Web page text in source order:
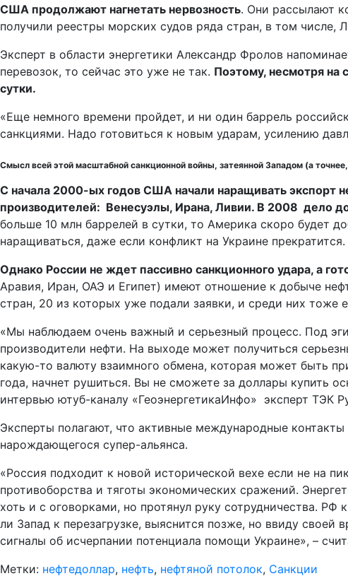
США продолжают нагнетать нервозность. Они рассылают
получили реестры морских судов ряда стран, в том числе,
Эксперт в области энергетики Александр Фролов
перевозок, то сейчас это уже не так. Поэтому, несмотря на
сутки.
«Еще немного времени пройдет, и ни один баррель
санкциями. Надо готовиться к новым ударам, усилению
Смысл всей этой масштабной санкционной войны, затеянной Западом (а
С начала 2000-ых годов США начали наращивать экспорт
производителей: Венесуэлы, Ирана, Ливии. В 2008 дело
больше 10 млн баррелей в сутки, то Америка скоро будет
наращиваться, даже если конфликт на Украине прекратится.
Однако России не ждет пассивно санкционного удара, а
Аравия, Иран, ОАЭ и Египет) имеют отношение к добыче
стран, 20 из которых уже подали заявки, и среди них тоже
«Мы наблюдаем очень важный и серьезный процесс. Под
производители нефти. На выходе может получиться
какую-то валюту взаимного обмена, которая может быть
года, начнет рушиться. Вы не сможете за доллары купить
интервью ютуб-каналу «ГеоэнергетикаИнфо» эксперт ТЭК
Эксперты полагают, что активные международные
нарождающегося супер-альянса.
«Россия подходит к новой исторической вехе если не на
противоборства и тяготы экономических сражений.
хоть и с оговорками, но протянул руку сотрудничества.
ли Запад к перезагрузке, выяснится позже, но ввиду
сигналы об исчерпании потенциала помощи Украине», –
Метки: нефтедоллар, нефть, нефтяной потолок, Санкции